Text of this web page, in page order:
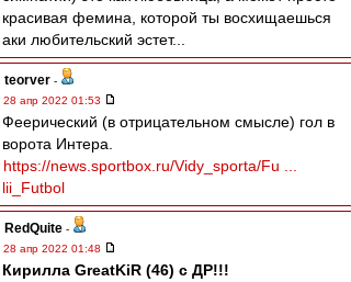
красивая фемина, которой ты восхищаешься
аки любительский эстет...
teorver -
28 апр 2022 01:53
Феерический (в отрицательном смысле) гол в
ворота Интера.
https://news.sportbox.ru/Vidy_sporta/Fu ...
lii_Futbol
RedQuite -
28 апр 2022 01:48
Кирилла GreatKiR (46) с ДР!!!